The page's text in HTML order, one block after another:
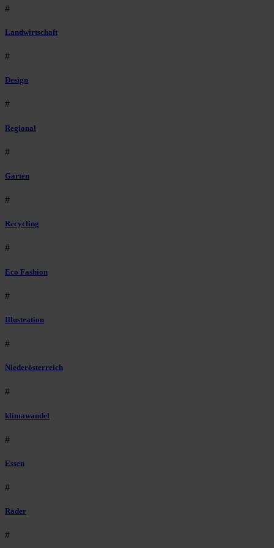
#
Landwirtschaft
#
Design
#
Regional
#
Garten
#
Recycling
#
Eco Fashion
#
Illustration
#
Niederösterreich
#
klimawandel
#
Essen
#
Räder
#